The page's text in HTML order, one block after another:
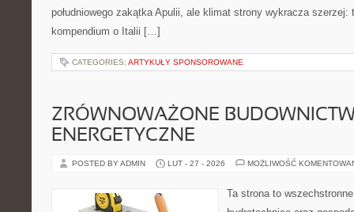
południowego zakątka Apulii, ale klimat strony wykracza szerzej:
kompendium o Italii […]
CATEGORIES: ARTYKUŁY SPONSOROWANE
ZRÓWNOWAŻONE
ENERGETYCZNE
POSTED BY ADMIN LUT - 27 - 2026 MOŻLIWOŚĆ
Ta strona to